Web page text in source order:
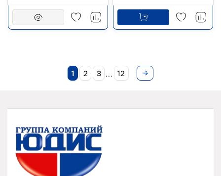
1 2 3 … 12